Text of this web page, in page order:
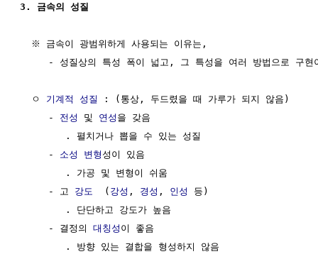
3. 금속의 성질
  ※ 금속이 광범위하게 사용되는 이유는,
- 성질상의 특성 폭이 넓고, 그 특성을 여러 방법으로 구현
  ㅇ
기계적 성질
: (통상, 두드렸을 때 가루가 되지 않음)
     -
전성 및 연성 을 갖음
        . 펼치거나 뽑을 수 있는 성질
     -
소성 변형 성이 있음
        . 가공 및 변형이 쉬움
     - 고
강도
  (
강성 , 경성 , 인성
등)
        . 단단하고 강도가 높음
     - 결정의
대칭성 이 좋음
        . 방향 있는 결합을 형성하지 않음